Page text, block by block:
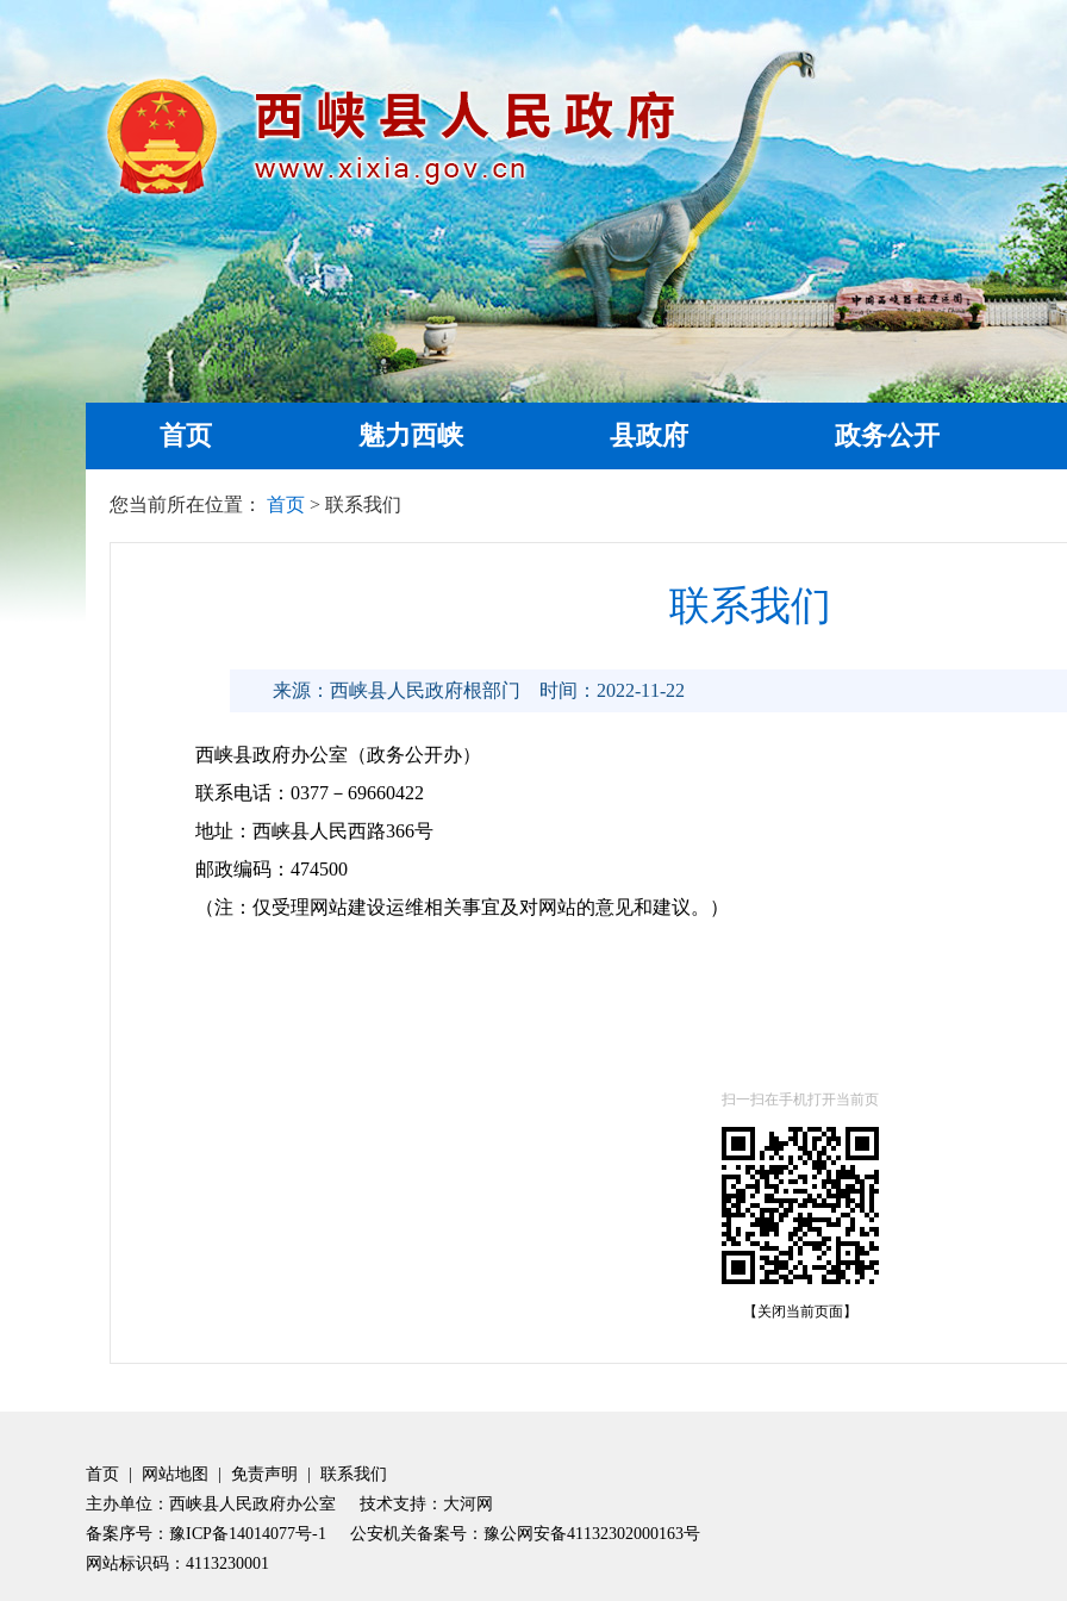
首页 魅力西峡 县政府 政务公开
您当前所在位置： 首页 > 联系我们
联系我们
来源：西峡县人民政府根部门 时间：2022-11-22
西峡县政府办公室（政务公开办）
联系电话：0377－69660422
地址：西峡县人民西路366号
邮政编码：474500
（注：仅受理网站建设运维相关事宜及对网站的意见和建议。）
扫一扫在手机打开当前页
【关闭当前页面】
首页 网站地图 免责声明
联系我们
主办单位：西峡县人民政府办公室 技术支持：大河网
备案序号：豫ICP备14014077号-1
公安机关备案号：豫公网安备41132302000163号
网站标识码：4113230001